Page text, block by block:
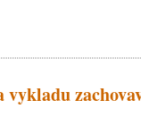
vykladu